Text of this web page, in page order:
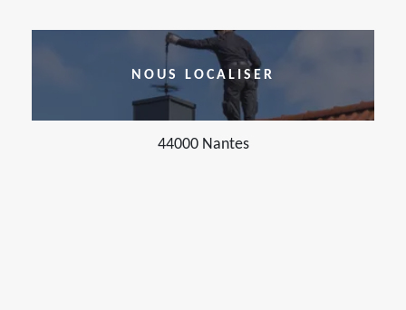
NOUS LOCALISER
44000 Nantes